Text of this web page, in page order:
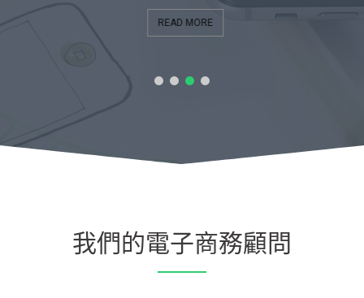
READ MORE
我們的電子商務顧問